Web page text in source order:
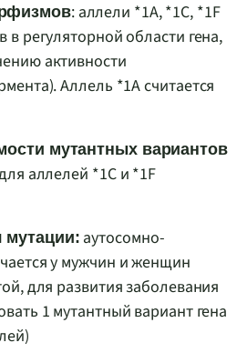
: аллели *1A, *1C, *1F
в регуляторной области гена,
активности
Аллель *1Aсчитается
мутантных вариантов
аллелей *1Cи *1F
мутации: аутосомно-
у мужчин и женщин
для развития заболевания
1 мутантный вариант гена